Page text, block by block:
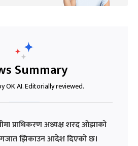
Summary
OK AI. Editorially reviewed.
प्राधिकरण अध्यक्ष शरद ओझाको
झिकाउन आदेश दिएको छ।